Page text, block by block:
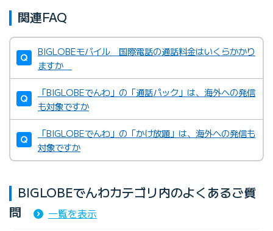
関連FAQ
BIGLOBEモバイル 国際電話の通話料金はいくらかかり
ますか
「BIGLOBEでんわ」の「通話パック」は、海外への発信
も対象ですか
「BIGLOBEでんわ」の「かけ放題」は、海外への発信も
対象ですか
BIGLOBEでんわカテゴリ内のよくあるご質
問
一覧を表示